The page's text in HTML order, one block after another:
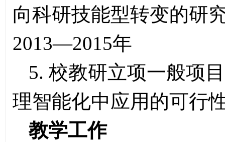
向科研技能型转变的研
2013—2015年
5. 校教研立项一般项
理智能化中应用的可行
教学工作